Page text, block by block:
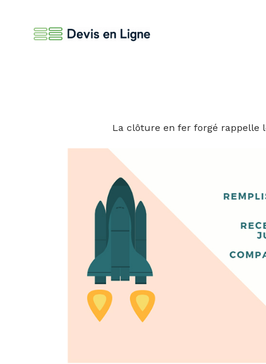
La clôture en fer forgé rappelle